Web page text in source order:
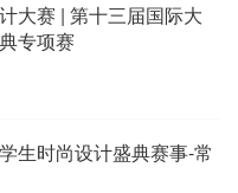
大赛 | 第十三届国际大
专项赛
生时尚设计盛典赛事-常